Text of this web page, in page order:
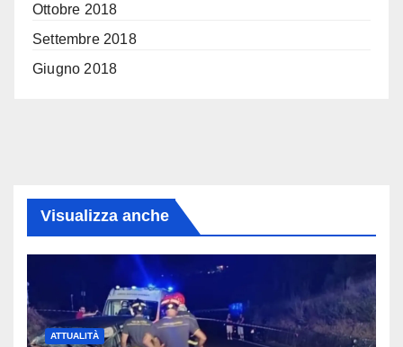
Ottobre 2018
Settembre 2018
Giugno 2018
Visualizza anche
ATTUALITÀ